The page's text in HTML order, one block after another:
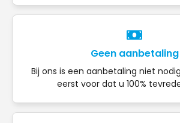
Geen aanbetaling
Bij ons is een aanbetaling niet
eerst voor dat u 100%